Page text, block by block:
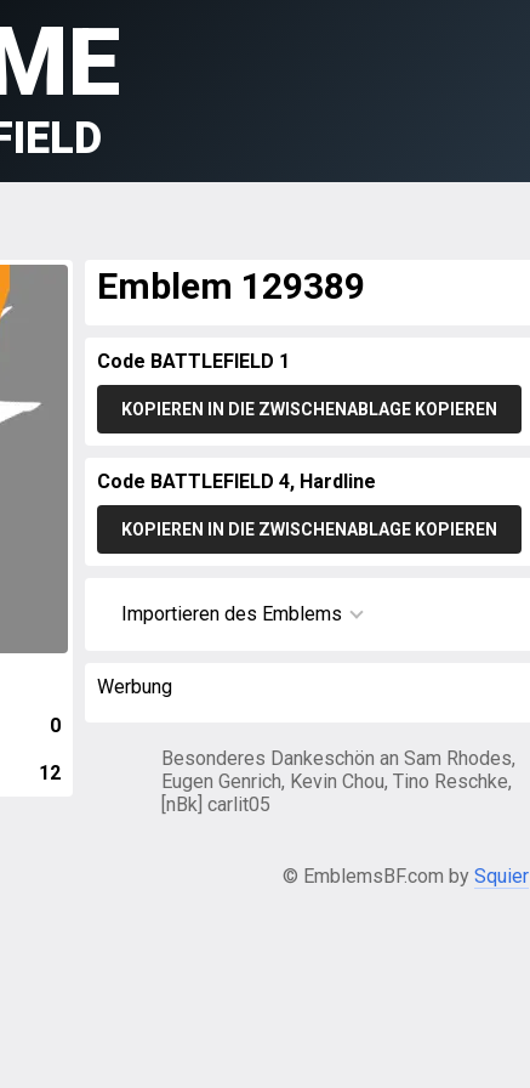
0
12
Emblem 129389
Code BATTLEFIELD 1
KOPIEREN IN DIE ZWISCHENABLAGE KOPIEREN
Code BATTLEFIELD 4, Hardline
KOPIEREN IN DIE ZWISCHENABLAGE KOPIEREN
Importieren des Emblems
Werbung
Besonderes Dankeschön an Sam Rhodes,
Eugen Genrich, Kevin Chou, Tino Reschke,
[nBk] carlit05
© EmblemsBF.com by Squier